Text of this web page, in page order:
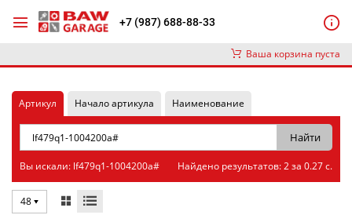
+7 (987) 688-88-33
Ваша корзина пуста
Артикул Начало артикула Наименование
Вы искали: lf479q1-1004200a# Найдено результатов: 2 за 0.27 с.
48